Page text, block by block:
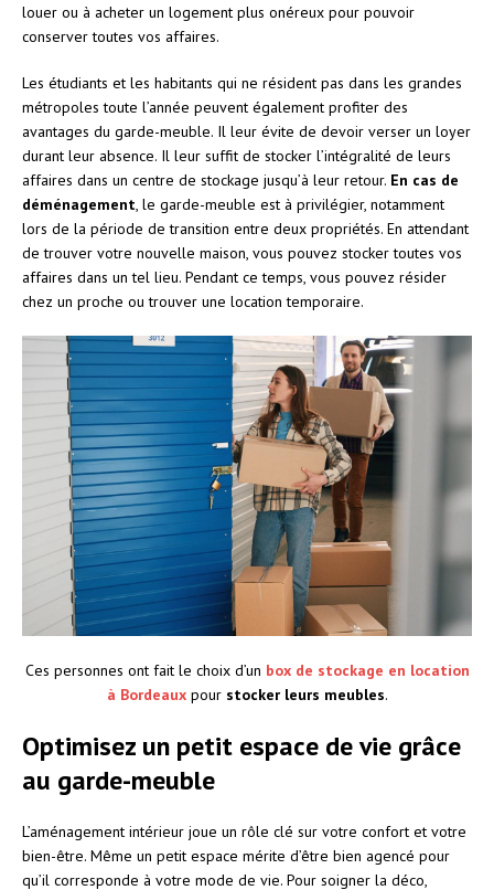
louer ou à acheter un logement plus onéreux pour pouvoir
conserver toutes vos affaires.
Les étudiants et les habitants qui ne résident pas dans les grandes
métropoles toute l’année peuvent également profiter des
avantages du garde-meuble. Il leur évite de devoir verser un loyer
durant leur absence. Il leur suffit de stocker l’intégralité de leurs
affaires dans un centre de stockage jusqu’à leur retour. En cas de
déménagement , le garde-meuble est à privilégier, notamment
lors de la période de transition entre deux propriétés. En attendant
de trouver votre nouvelle maison, vous pouvez stocker toutes vos
affaires dans un tel lieu. Pendant ce temps, vous pouvez résider
chez un proche ou trouver une location temporaire.
Ces personnes ont fait le choix d’un box de stockage en location
à Bordeauxpour stocker leurs meubles.
Optimisez un petit espace de vie grâce
au garde-meuble
L’aménagement intérieur joue un rôle clé sur votre confort et votre
bien-être. Même un petit espace mérite d’être bien agencé pour
qu’il corresponde à votre mode de vie. Pour soigner la déco,